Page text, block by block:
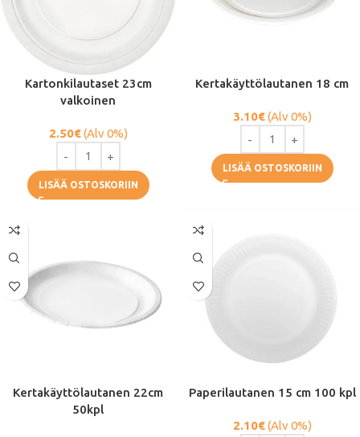
Kartonkilautaset 23cm
valkoinen
2.50€(Alv 0%)
LISÄÄ OSTOSKORIIN
Kertakäyttölautanen 18 cm
3.10€(Alv 0%)
LISÄÄ OSTOSKORIIN
Kertakäyttölautanen 22cm
50kpl
Paperilautanen 15 cm 100 kpl
2.10€(Alv 0%)